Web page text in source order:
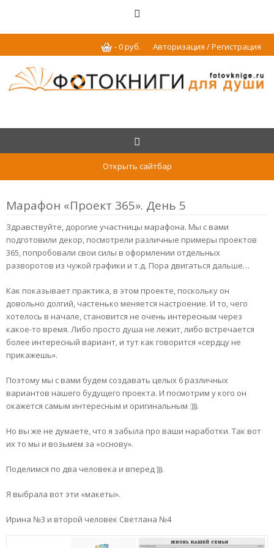
Авторизация / Регистрация
-0руб.
Открыть сайтбар
Марафон «Проект 365». День 5
Здравствуйте, дорогие участницы марафона. Мы с вами
подготовили декор, посмотрели различные примеры проектов
365, попробовали свои силы в оформлении отдельных
разворотов из чужой графики и т.д. Пора двигаться дальше…
Как показывает практика, в этом проекте, поскольку он
довольно долгий, частенько меняется настроение. И то, чего
хотелось в начале, становится не очень интересным через
какое-то время. Либо просто душа не лежит, либо встречается
более интересный вариант, и тут как говорится «сердцу не
прикажешь».
Поэтому мы с вами будем создавать целых 6 различных
вариантов нашего будущего проекта. И посмотрим у кого он
окажется самым интересным и оригинальным :))).
Но вы же не думаете, что я забыла про ваши наработки. Так вот
их то мы и возьмем за «основу».
Поделимся по два человека и вперед ))).
Я выбрала вот эти «макеты».
Ирина №3 и второй человек Светлана №4